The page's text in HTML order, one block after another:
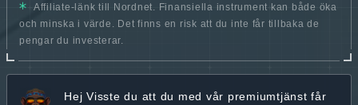
Affiliate-länk till Nordnet. Finansiella instrument kan både öka
och minska i värde. Det finns en risk att du inte får tillbaka de
pengar du investerar.
Hej Visste du att du med vår premiumtjänst får